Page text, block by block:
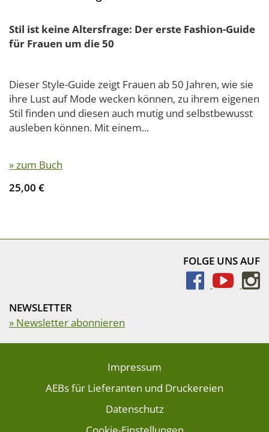
Stil ist keine Altersfrage: Der erste Fashion-Guide
für Frauen um die 50
Dieser Style-Guide zeigt Frauen ab 50 Jahren, wie sie
ihre Lust auf Mode wecken können, zu ihrem eigenen
Stil finden und diesen auch mutig und selbstbewusst
ausleben können. Mit einem...
» zum Buch
25,00 €
FOLGE UNS AUF
NEWSLETTER
» Newsletter abonnieren
Impressum
AEBs für Lieferanten und Druckereien
Datenschutz